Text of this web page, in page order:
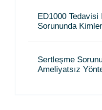
ED1000
Sorununda
Sertleşme
Ameliyatsız